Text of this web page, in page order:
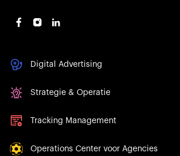
Digital Advertising
Strategie & Operatie
Tracking Management
Operations Center voor Agencies